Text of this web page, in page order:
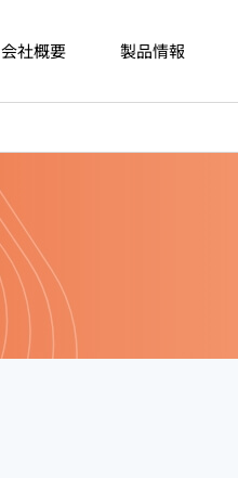
会社概要 製品情報